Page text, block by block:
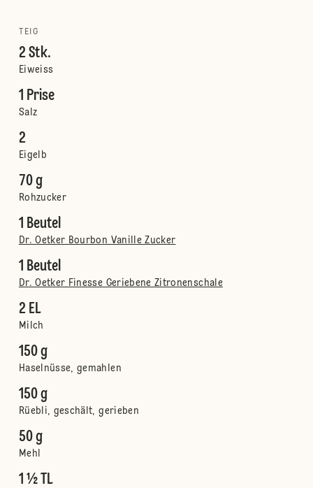
TEIG
2 Stk.
Eiweiss
1 Prise
Salz
2
Eigelb
70 g
Rohzucker
1 Beutel
Dr. Oetker Bourbon Vanille Zucker
1 Beutel
Dr. Oetker Finesse Geriebene Zitronenschale
2 EL
Milch
150 g
Haselnüsse, gemahlen
150 g
Rüebli, geschält, gerieben
50 g
Mehl
1 ½ TL